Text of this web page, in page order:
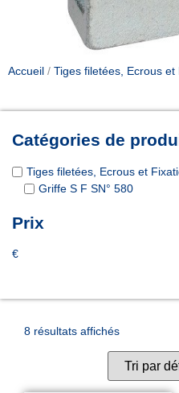
Accueil / Tiges filetées, Ecrous et
Catégories de
Tiges filetées, Ecrous et
Griffe S F SN° 580
Prix
€
8 résultats affichés